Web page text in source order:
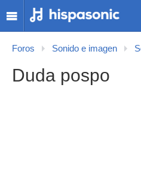
Foros Sonido e imagen
Duda pospo